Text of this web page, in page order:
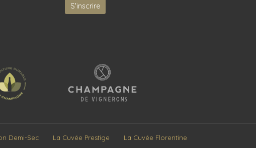
Demi-Sec La Cuvée Prestige La Cuvée Florentine